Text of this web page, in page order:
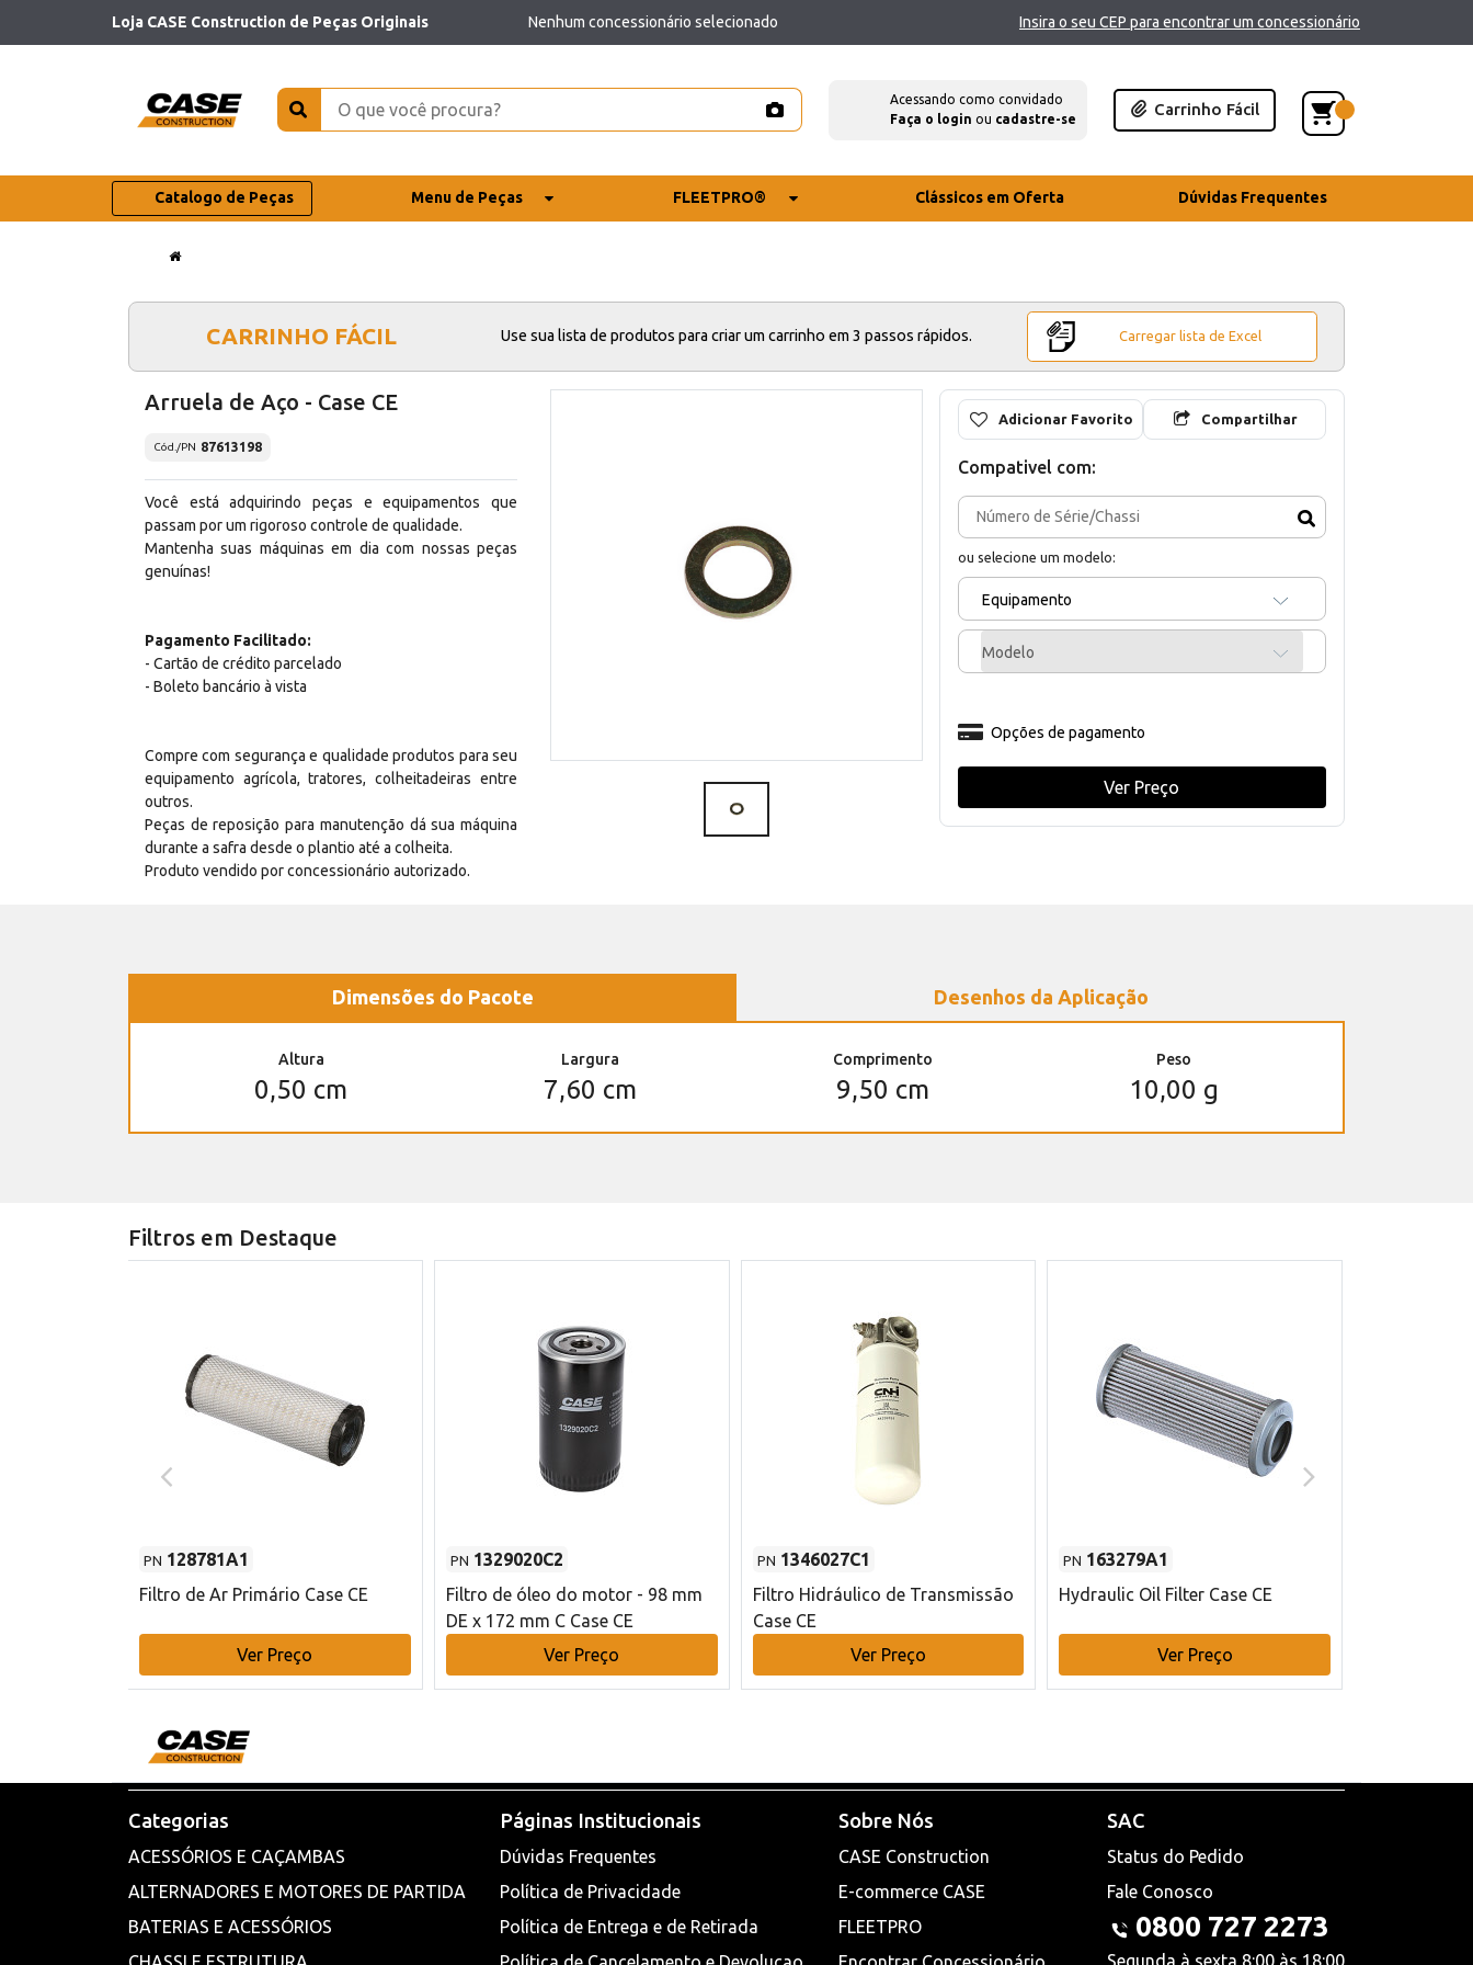
Loja CASE Construction de Peças Originais Nenhum concessionário selecionado Insira o seu CEP para encontrar um concessionário
Acessando como convidado
Faça o login ou cadastre-se
Carrinho Fácil
Catalogo de Peças Menu de Peças FLEETPRO® Clássicos em Oferta Dúvidas Frequentes
CARRINHO FÁCIL Use sua lista de produtos para criar um carrinho em 3 passos rápidos. Carregar lista de Excel
Arruela de Aço - Case CE
Cód./PN 87613198
Você está adquirindo peças e equipamentos que
passam por um rigoroso controle de qualidade.
Mantenha suas máquinas em dia com nossas peças
genuínas!
Pagamento Facilitado:
- Cartão de crédito parcelado
- Boleto bancário à vista
Compre com segurança e qualidade produtos para seu
equipamento agrícola, tratores, colheitadeiras entre
outros.
Peças de reposição para manutenção dá sua máquina
durante a safra desde o plantio até a colheita.
Produto vendido por concessionário autorizado.
Adicionar Favorito Compartilhar
Compativel com:
ou selecione um modelo:
Equipamento
Modelo
Opções de pagamento
Ver Preço
Dimensões do Pacote Desenhos da Aplicação
Altura
0,50 cm
Largura
7,60 cm
Comprimento
9,50 cm
Peso
10,00 g
Filtros em Destaque
PN 128781A1
Filtro de Ar Primário Case CE
Ver Preço
PN 1329020C2
Filtro de óleo do motor - 98 mm
DE x 172 mm C Case CE
Ver Preço
PN 1346027C1
Filtro Hidráulico de Transmissão
Case CE
Ver Preço
PN 163279A1
Hydraulic Oil Filter Case CE
Ver Preço
Categorias
ACESSÓRIOS E CAÇAMBAS
ALTERNADORES E MOTORES DE PARTIDA
BATERIAS E ACESSÓRIOS
Páginas Institucionais
Dúvidas Frequentes
Política de Privacidade
Política de Entrega e de Retirada
Sobre Nós
CASE Construction
E-commerce CASE
FLEETPRO
SAC
Status do Pedido
Fale Conosco
0800 727 2273
Segunda à sexta 8:00 às 18:00